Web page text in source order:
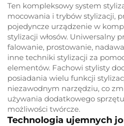
Ten kompleksowy system
mocowania i trybów stylizacji,
pojedyncze urządzenie w
stylizacji włosów. Uniwersalny
falowanie, prostowanie,
inne techniki stylizacji za
elementów. Fachowi stylisty
posiadania wielu funkcji
niezawodnym narzędziu, co
używania dodatkowego
możliwości twórcze.
Technologia ujemnych